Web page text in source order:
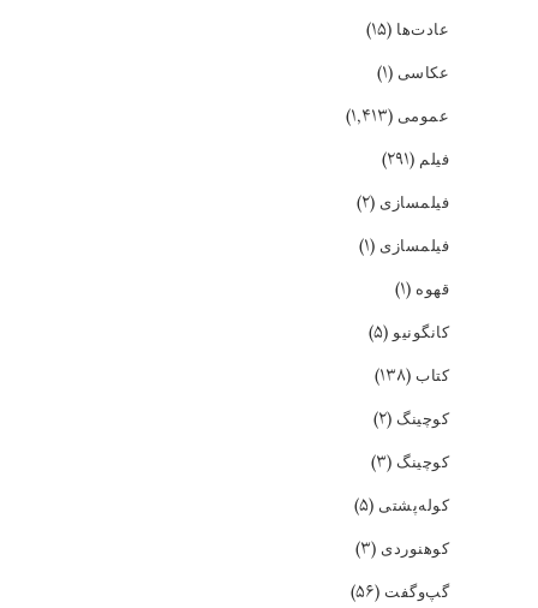
عادت‌ها (۱۵)
عکاسی (۱)
عمومی (۱,۴۱۳)
فیلم (۲۹۱)
فیلمسازی (۲)
فیلمسازی (۱)
قهوه (۱)
کانگونیو(۵)
کتاب (۱۳۸)
کوچینگ (۲)
کوچینگ (۳)
کوله‌پشتی (۵)
کوهنوردی (۳)
گپ‌و‌گفت (۵۶)